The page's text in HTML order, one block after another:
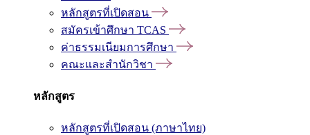
หลักสูตรที่เปิดสอน
สมัครเข้าศึกษา TCAS
ค่าธรรมเนียมการศึกษา
คณะและสำนักวิชา
หลักสูตร
หลักสูตรที่เปิดสอน (ภาษาไทย)